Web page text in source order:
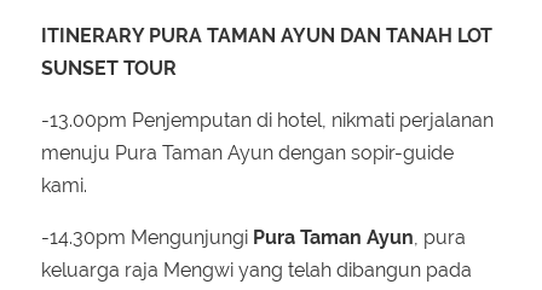
ITINERARY PURA TAMAN AYUN DAN TANAH LOT
SUNSET TOUR
-13.00pm Penjemputan di hotel, nikmati perjalanan
menuju Pura Taman Ayun dengan sopir-guide
kami.
-14.30pm Mengunjungi Pura Taman Ayun, pura
keluarga raja Mengwi yang telah dibangun pada